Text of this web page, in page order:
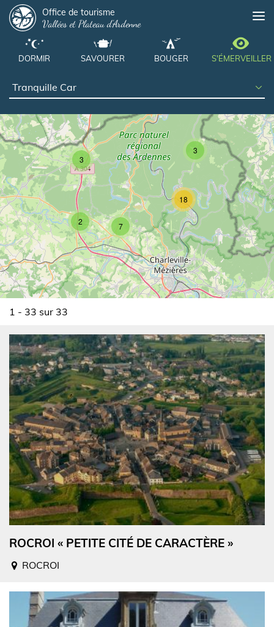
au
contenu
principal
Office de tourisme
Vallées et Plateau d'Ardenne
DORMIR SAVOURER BOUGER S'ÉMERVEILLER
1 - 33 sur 33
ROCROI « PETITE CITÉ DE CARACTÈRE »
ROCROI
2
3
3
7
18
Panneau de gestion des cookies